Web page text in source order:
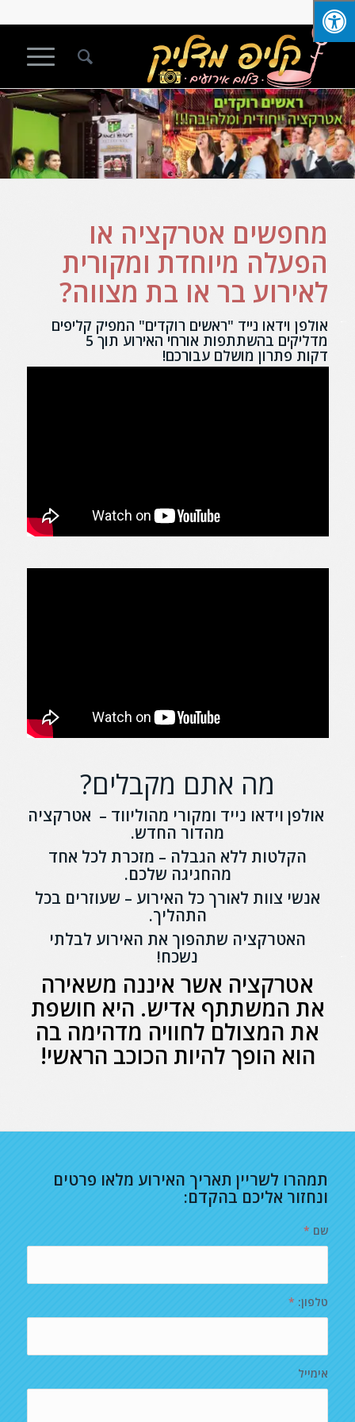
מחפשים אטרקציה או
הפעלה מיוחדת ומקורית
לאירוע בר או בת מצווה?
אולפן וידאו נייד "ראשים רוקדים" המפיק קליפים
מדליקים בהשתתפות אורחי האירוע תוך 5
דקות פתרון מושלם עבורכם!
מה אתם מקבלים?
אולפן וידאו נייד ומקורי מהוליווד – אטרקציה
מהדור החדש.
הקלטות ללא הגבלה – מזכרת לכל אחד
מהחגיגה שלכם.
אנשי צוות לאורך כל האירוע – שעוזרים בכל
התהליך.
האטרקציה שתהפוך את האירוע לבלתי
נשכח!
אטרקציה אשר איננה משאירה
את המשתתף אדיש. היא חושפת
את המצולם לחוויה מדהימה בה
הוא הופך להיות הכוכב הראשי!
תמהרו לשריין תאריך האירוע מלאו פרטים
ונחזור אליכם בהקדם:
שם *
טלפון: *
אימייל